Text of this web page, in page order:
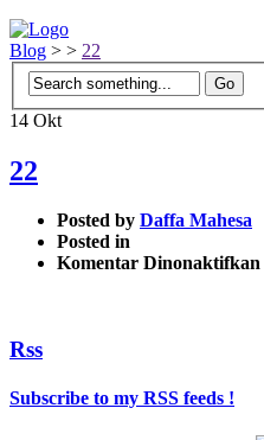
Blog > > 22
14 Okt
22
Posted by Daffa Mahesa
Posted in
Komentar Dinonaktifkan
Rss
Subscribe to my RSS feeds !